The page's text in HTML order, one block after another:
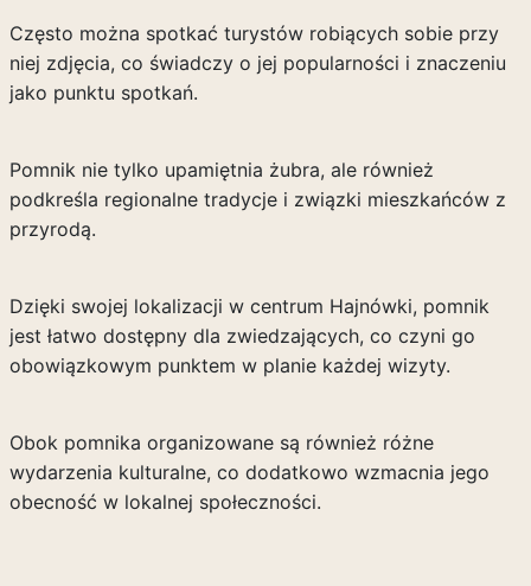
Często można spotkać turystów robiących sobie przy
niej zdjęcia, co świadczy o jej popularności i znaczeniu
jako punktu spotkań.
Pomnik nie tylko upamiętnia żubra, ale również
podkreśla regionalne tradycje i związki mieszkańców z
przyrodą.
Dzięki swojej lokalizacji w centrum Hajnówki, pomnik
jest łatwo dostępny dla zwiedzających, co czyni go
obowiązkowym punktem w planie każdej wizyty.
Obok pomnika organizowane są również różne
wydarzenia kulturalne, co dodatkowo wzmacnia jego
obecność w lokalnej społeczności.